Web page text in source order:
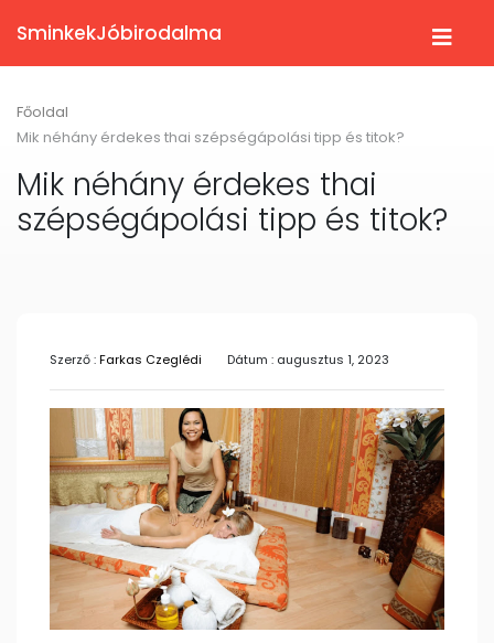
SminkekJóbirodalma
Főoldal
Mik néhány érdekes thai szépségápolási tipp és titok?
Mik néhány érdekes thai
szépségápolási tipp és titok?
Szerző :Farkas Czeglédi Dátum : augusztus 1, 2023